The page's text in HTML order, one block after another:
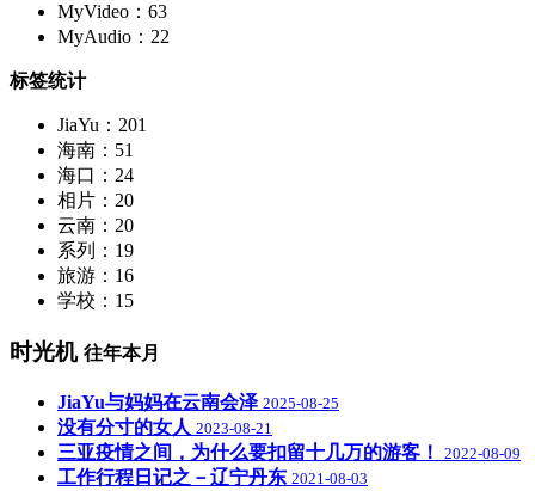
MyVideo：63
MyAudio：22
标签统计
JiaYu：201
海南：51
海口：24
相片：20
云南：20
系列：19
旅游：16
学校：15
时光机 往年本月
JiaYu与妈妈在云南会泽 2025-08-25
没有分寸的女人 2023-08-21
三亚疫情之间，为什么要扣留十几万的游客！ 2022-08-09
工作行程日记之－辽宁丹东 2021-08-03